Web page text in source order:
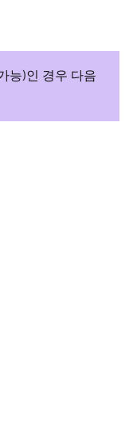
능)인 경우 다음